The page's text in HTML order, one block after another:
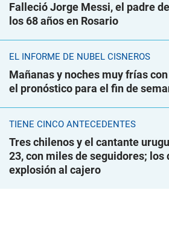
Falleció Jorge Messi, el padre
los 68 años en Rosario
EL INFORME DE NUBEL CISNEROS
Mañanas y noches muy frías
el pronóstico para el fin de
TIENE CINCO ANTECEDENTES
Tres chilenos y el cantante
23, con miles de seguidores; los
explosión al cajero